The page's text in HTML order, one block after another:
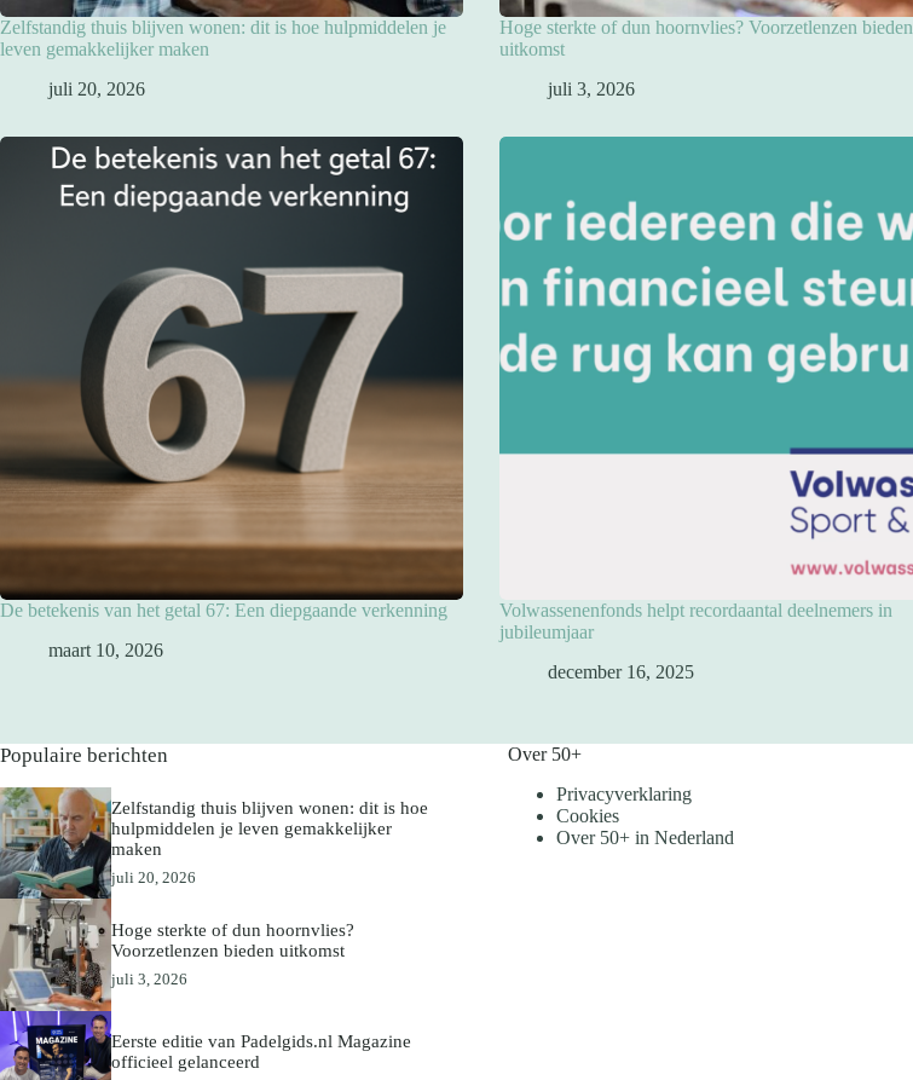
Zelfstandig thuis blijven wonen: dit is hoe hulpmiddelen je
leven gemakkelijker maken
juli 20, 2026
Hoge sterkte of dun hoornvlies? Voorzetlenzen bieden
uitkomst
juli 3, 2026
De betekenis van het getal 67: Een diepgaande verkenning
maart 10, 2026
Volwassenenfonds helpt recordaantal deelnemers in
jubileumjaar
december 16, 2025
Populaire berichten
Zelfstandig thuis blijven wonen: dit is hoe
hulpmiddelen je leven gemakkelijker
maken
juli 20, 2026
Hoge sterkte of dun hoornvlies?
Voorzetlenzen bieden uitkomst
juli 3, 2026
Eerste editie van Padelgids.nl Magazine
officieel gelanceerd
Over 50+
Privacyverklaring
Cookies
Over 50+ in Nederland